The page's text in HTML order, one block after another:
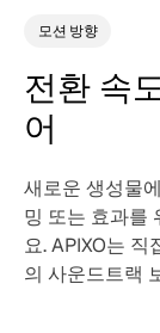
모션 방향
전환 속
어
새로운 생성물
밍 또는 효과를
요. APIXO는
의 사운드트랙